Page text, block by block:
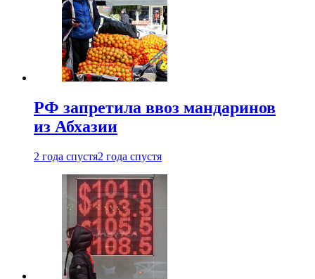
РФ запретила ввоз мандаринов
из Абхазии
2 года спустя2 года спустя